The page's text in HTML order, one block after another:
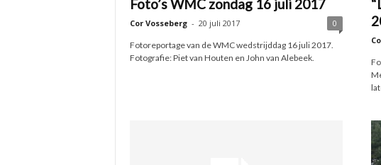
Foto’s WMC zondag 16 juli 2017
Cor Vosseberg - 20 juli 2017 0
Fotoreportage van de WMC wedstrijddag 16 juli 2017.
Fotografie: Piet van Houten en John van Alebeek.